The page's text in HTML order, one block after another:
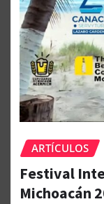
ARTÍCULOS
Festival
Michoacán